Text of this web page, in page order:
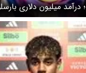
پیراهن شماره ۱۰؛ درآمد میلیون دلاری